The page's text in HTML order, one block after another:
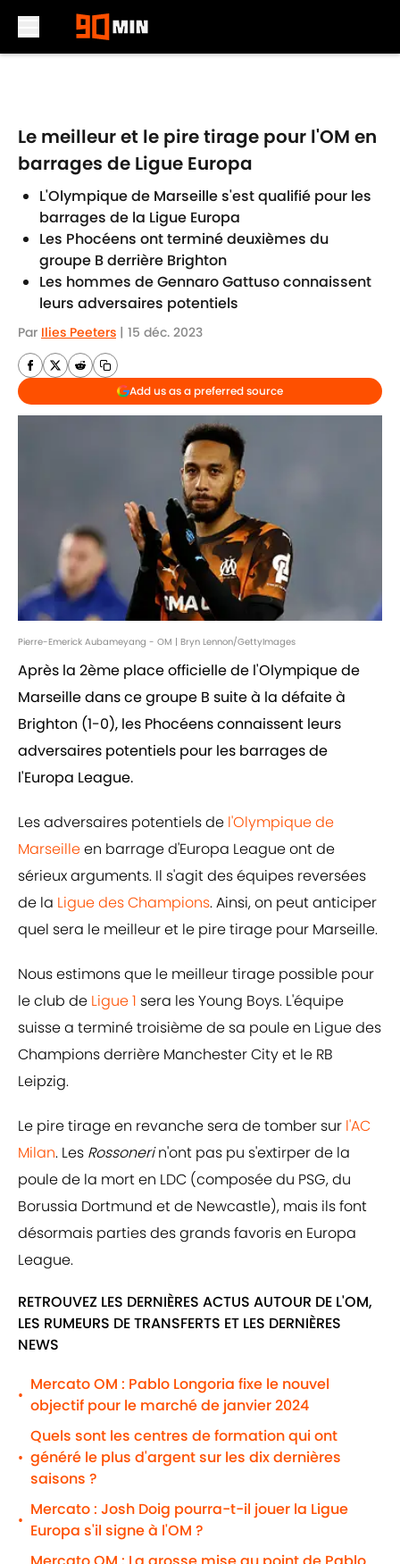
Le meilleur et le pire tirage pour l'OM en
barrages de Ligue Europa
L'Olympique de Marseille s'est qualifié pour les
barrages de la Ligue Europa
Les Phocéens ont terminé deuxièmes du
groupe B derrière Brighton
Les hommes de Gennaro Gattuso connaissent
leurs adversaires potentiels
Par Ilies Peeters | 15 déc. 2023
Add us as a preferred source
Pierre-Emerick Aubameyang - OM | Bryn Lennon/GettyImages
Après la 2ème place officielle de l'Olympique de
Marseille dans ce groupe B suite à la défaite à
Brighton (1-0), les Phocéens connaissent leurs
adversaires potentiels pour les barrages de
l'Europa League.
Les adversaires potentiels de l'Olympique de
Marseilleen barrage d'Europa League ont de
sérieux arguments. Il s'agit des équipes reversées
de la Ligue des Champions. Ainsi, on peut anticiper
quel sera le meilleur et le pire tirage pour Marseille.
Nous estimons que le meilleur tirage possible pour
le club de Ligue 1 sera les Young Boys. L'équipe
suisse a terminé troisième de sa poule en Ligue des
Champions derrière Manchester City et le RB
Leipzig.
Le pire tirage en revanche sera de tomber sur l'AC
Milan. Les Rossonerin'ont pas pu s'extirper de la
poule de la mort en LDC (composée du PSG, du
Borussia Dortmund et de Newcastle), mais ils font
désormais parties des grands favoris en Europa
League.
RETROUVEZ LES DERNIÈRES ACTUS AUTOUR DE L'OM,
LES RUMEURS DE TRANSFERTS ET LES DERNIÈRES
NEWS
•
Mercato OM : Pablo Longoria fixe le nouvel
objectif pour le marché de janvier 2024
•
Quels sont les centres de formation qui ont
généré le plus d'argent sur les dix dernières
saisons ?
•
Mercato : Josh Doig pourra-t-il jouer la Ligue
Europa s'il signe à l'OM ?